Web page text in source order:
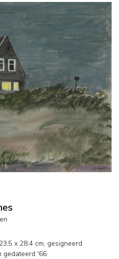
23,5 x 28,4 cm, gesigneerd
gedateerd '66